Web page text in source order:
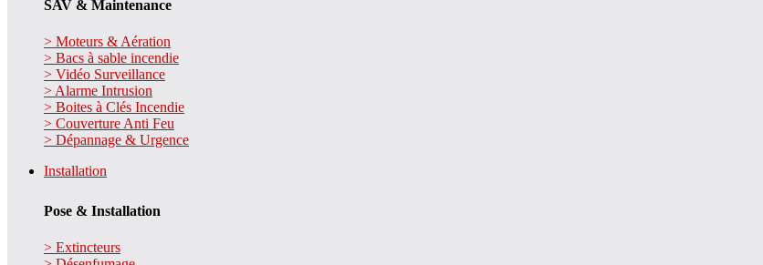
SAV & Maintenance
> Moteurs & Aération
> Bacs à sable incendie
> Vidéo Surveillance
> Alarme Intrusion
> Boites à Clés Incendie
> Couverture Anti Feu
> Dépannage & Urgence
Installation
Pose & Installation
> Extincteurs